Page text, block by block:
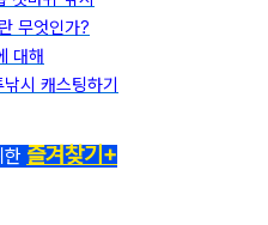
무엇인가?
대해
시 캐스팅하기
한 즐겨찾기+